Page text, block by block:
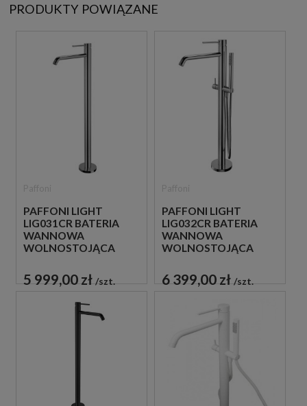
PRODUKTY POWIĄZANE
PAFFONI LIGHT
LIG031CR BATERIA
WANNOWA
WOLNOSTOJĄCA
5 999,00 zł szt.
PAFFONI LIGHT
LIG032CR BATERIA
WANNOWA
WOLNOSTOJĄCA
6 399,00 zł szt.